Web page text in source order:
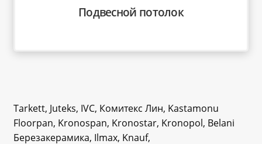
Подвесной потолок
Tarkett, Juteks, IVC, Комитекс Лин, Kastamonu
Floorpan, Kronospan, Kronostar, Kronopol, Belani
Березакерамика, Ilmax, Knauf,